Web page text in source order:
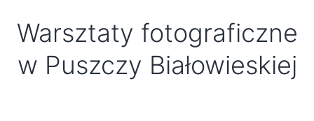
Warsztaty fotograficzne
w Puszczy Białowieskiej